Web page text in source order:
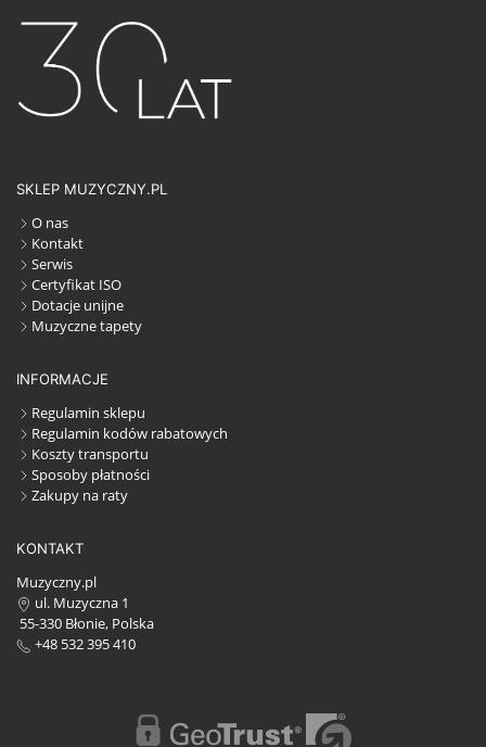
SKLEP MUZYCZNY.PL
O nas
Kontakt
Serwis
Certyfikat ISO
Dotacje unijne
Muzyczne tapety
INFORMACJE
Regulamin sklepu
Regulamin kodów rabatowych
Koszty transportu
Sposoby płatności
Zakupy na raty
KONTAKT
Muzyczny.pl
ul. Muzyczna 1
55-330 Błonie, Polska
+48 532 395 410